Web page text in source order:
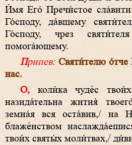
И́мя Его́ Пречи́стое
Го́споду, да́вшему
Го́споду, чрез
помога́ющему.
Припев: Святи́телю
нас.
О, коли́ка чуде́с твои́х си́ла!/ О, коли́ка
назида́тельна жития́
земна́я вся оста́вив,/ на
блаже́нством
твои́х святы́х моли́твах,/